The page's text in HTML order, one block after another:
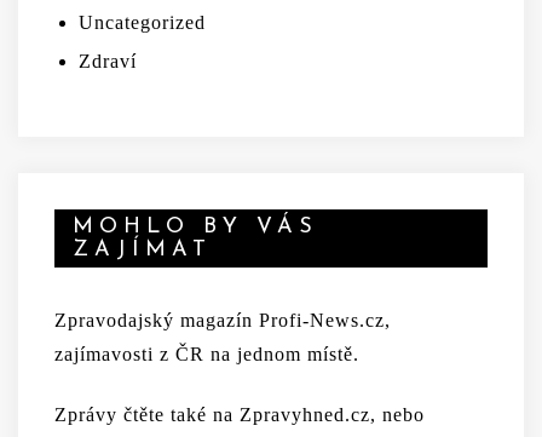
Uncategorized
Zdraví
MOHLO BY VÁS
ZAJÍMAT
Zpravodajský magazín Profi-News.cz,
zajímavosti z ČR na jednom místě.
Zprávy čtěte také na Zpravyhned.cz, nebo